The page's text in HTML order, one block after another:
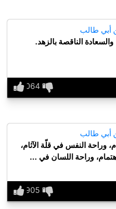
أبي طالب
والسعادة الناقصة بالزهد.
أبي طالب
وراحة النفس في قلّة الآثام،
وراحة اللسان في ...